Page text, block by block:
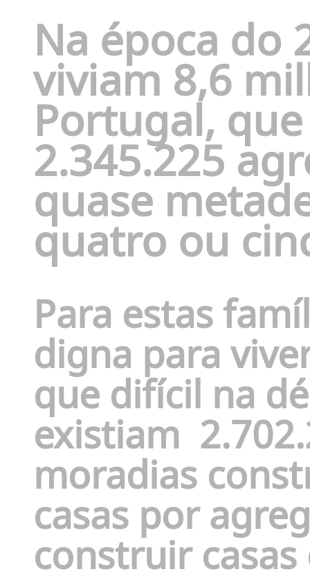
Na época do
viviam 8,6
Portugal,
2.345.225
quase
quatro ou
Para estas
digna para
que difícil na
existiam
moradias
casas por
construir